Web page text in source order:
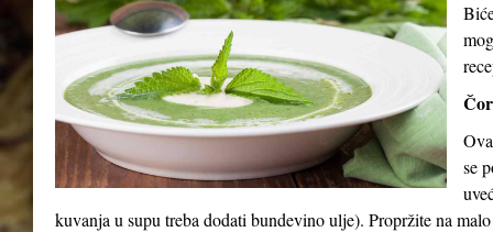
se
kuvanja u supu treba dodati bundevino ulje). Propržite na